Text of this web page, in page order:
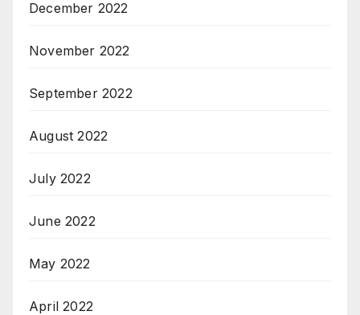
December 2022
November 2022
September 2022
August 2022
July 2022
June 2022
May 2022
April 2022